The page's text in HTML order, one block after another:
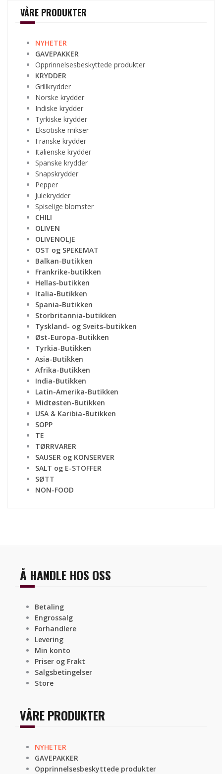
VÅRE PRODUKTER
NYHETER
GAVEPAKKER
Opprinnelsesbeskyttede produkter
KRYDDER
Grillkrydder
Norske krydder
Indiske krydder
Tyrkiske krydder
Eksotiske mikser
Franske krydder
Italienske krydder
Spanske krydder
Snapskrydder
Pepper
Julekrydder
Spiselige blomster
CHILI
OLIVEN
OLIVENOLJE
OST og SPEKEMAT
Balkan-Butikken
Frankrike-butikken
Hellas-butikken
Italia-Butikken
Spania-Butikken
Storbritannia-butikken
Tyskland- og Sveits-butikken
Øst-Europa-Butikken
Tyrkia-Butikken
Asia-Butikken
Afrika-Butikken
India-Butikken
Latin-Amerika-Butikken
Midtøsten-Butikken
USA & Karibia-Butikken
SOPP
TE
TØRRVARER
SAUSER og KONSERVER
SALT og E-STOFFER
SØTT
NON-FOOD
Å HANDLE HOS OSS
Betaling
Engrossalg
Forhandlere
Levering
Min konto
Priser og Frakt
Salgsbetingelser
Store
VÅRE PRODUKTER
NYHETER
GAVEPAKKER
Opprinnelsesbeskyttede produkter